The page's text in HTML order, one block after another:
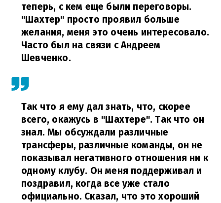
теперь, с кем еще были переговоры.
"Шахтер" просто проявил больше
желания, меня это очень интересовало.
Часто был на связи с Андреем
Шевченко.
Так что я ему дал знать, что, скорее
всего, окажусь в "Шахтере". Так что он
знал. Мы обсуждали различные
трансферы, различные команды, он не
показывал негативного отношения ни к
одному клубу. Он меня поддерживал и
поздравил, когда все уже стало
официально. Сказал, что это хороший